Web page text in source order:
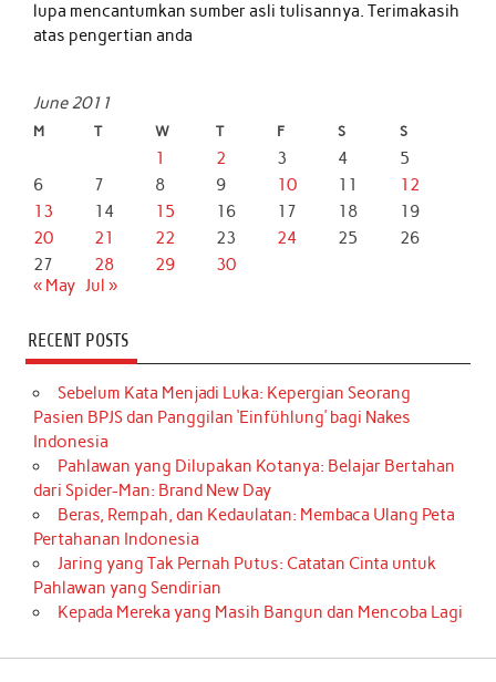
lupa mencantumkan sumber asli tulisannya. Terimakasih
atas pengertian anda
June 2011
M T W T F S S
1 2 3 4
5
6
7 8 9 10 11
12
13
14 15 16 17 18
19
20
21 22 23 24 25
26
27
28 29
30
« May Jul »
RECENT POSTS
Sebelum Kata Menjadi Luka: Kepergian Seorang
Pasien BPJS dan Panggilan ‘Einfühlung’ bagi Nakes
Indonesia
Pahlawan yang Dilupakan Kotanya: Belajar Bertahan
dari Spider-Man: Brand New Day
Beras, Rempah, dan Kedaulatan: Membaca Ulang Peta
Pertahanan Indonesia
Jaring yang Tak Pernah Putus: Catatan Cinta untuk
Pahlawan yang Sendirian
Kepada Mereka yang Masih Bangun dan Mencoba Lagi